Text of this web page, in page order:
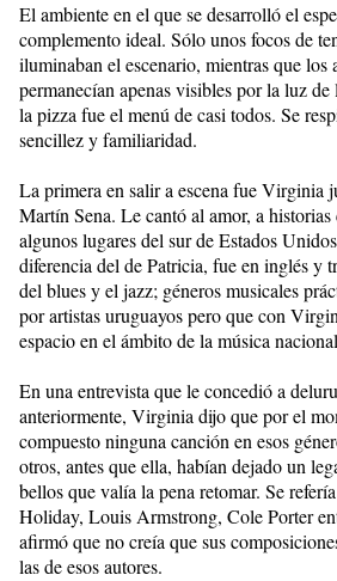
El ambiente en el que se desarrolló el
complemento ideal. Sólo unos focos de
iluminaban el escenario, mientras que los
permanecían apenas visibles por la luz
la pizza fue el menú de casi todos. Se
sencillez y familiaridad.
La primera en salir a escena fue Virginia
Martín Sena. Le cantó al amor, a historias
algunos lugares del sur de Estados
diferencia del de Patricia, fue en inglés y
del blues y el jazz; géneros musicales
por artistas uruguayos pero que con
espacio en el ámbito de la música nacional
En una entrevista que le concedió a
anteriormente, Virginia dijo que por el
compuesto ninguna canción en esos
otros, antes que ella, habían dejado un
bellos que valía la pena retomar. Se
Holiday, Louis Armstrong, Cole Porter
afirmó que no creía que sus
las de esos autores.